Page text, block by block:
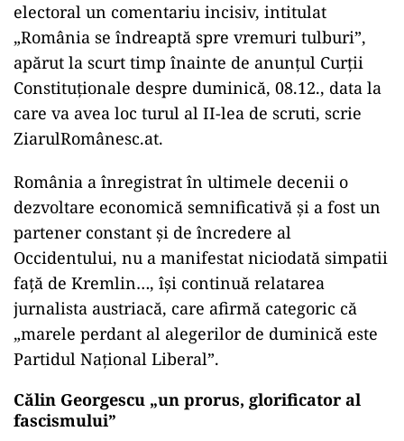
electoral un comentariu incisiv, intitulat
„România se îndreaptă spre vremuri tulburi”,
apărut la scurt timp înainte de anunțul Curții
Constituționale despre duminică, 08.12., data la
care va avea loc turul al II-lea de scruti, scrie
ZiarulRomânesc.at.
România a înregistrat în ultimele decenii o
dezvoltare economică semnificativă și a fost un
partener constant și de încredere al
Occidentului, nu a manifestat niciodată simpatii
față de Kremlin…, își continuă relatarea
jurnalista austriacă, care afirmă categoric că
„marele perdant al alegerilor de duminică este
Partidul Național Liberal”.
Călin Georgescu „un prorus, glorificator al
fascismului”